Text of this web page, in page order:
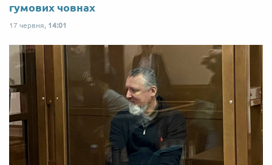
гумових човнах
17 червня, 14:01